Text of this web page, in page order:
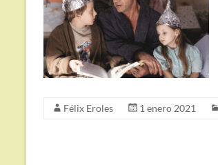
Félix Eroles 1 enero 2021